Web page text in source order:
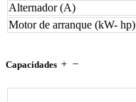
Alternador (A)
Motor de arranque (kW- hp)
Capacidades